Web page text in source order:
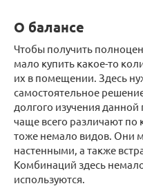
О балансе
Чтобы получить
мало купить какое-то
их в помещении. Здесь
самостоятельное
долгого изучения
чаще всего различают по
тоже немало видов. Они
настенными, а также
Комбинаций здесь
используются.